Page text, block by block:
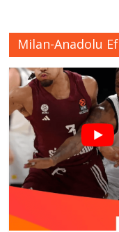
Milan-Anadolu